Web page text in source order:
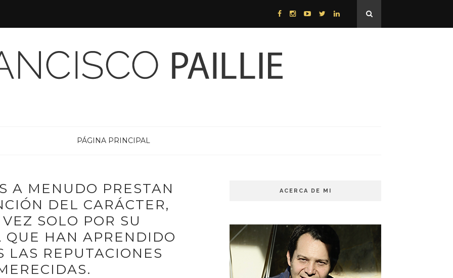
PÁGINA PRINCIPAL
A MENUDO PRESTAN
DEL CARÁCTER,
SOLO POR SU
QUE HAN APRENDIDO
LAS REPUTACIONES
ACERCA DE MI